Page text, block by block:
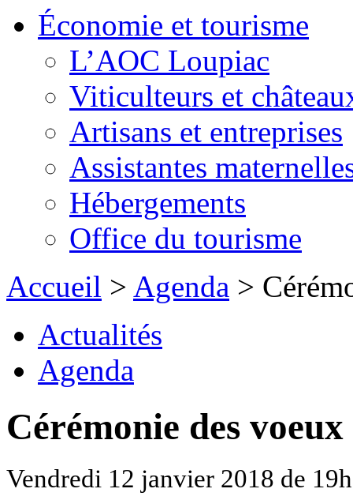
Économie et tourisme
L’AOC Loupiac
Viticulteurs et
Artisans et entreprises
Assistantes
Hébergements
Office du tourisme
Accueil > Agenda >
Actualités
Agenda
Cérémonie des
Vendredi 12 janvier 2018 de